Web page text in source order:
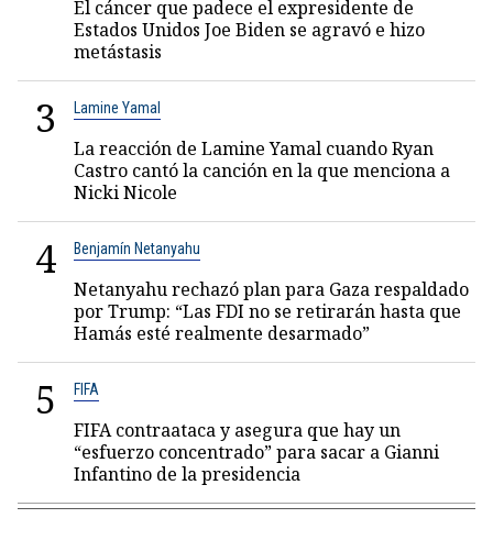
El cáncer que padece el expresidente de
Estados Unidos Joe Biden se agravó e hizo
metástasis
3 Lamine Yamal
La reacción de Lamine Yamal cuando Ryan
Castro cantó la canción en la que menciona a
Nicki Nicole
4 Benjamín Netanyahu
Netanyahu rechazó plan para Gaza respaldado
por Trump: “Las FDI no se retirarán hasta que
Hamás esté realmente desarmado”
5 FIFA
FIFA contraataca y asegura que hay un
“esfuerzo concentrado” para sacar a Gianni
Infantino de la presidencia